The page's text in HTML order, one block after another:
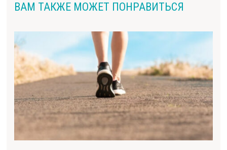
ВАМ ТАКЖЕ МОЖЕТ ПОНРАВИТЬСЯ